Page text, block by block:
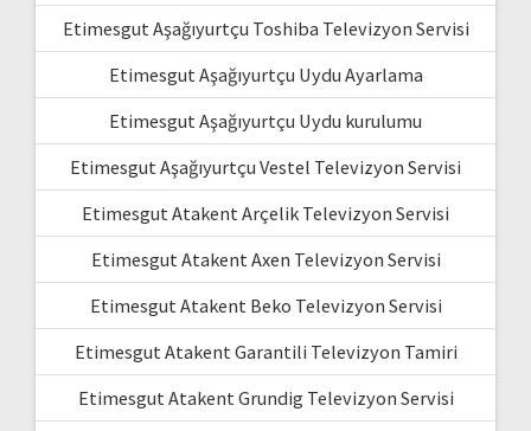
Etimesgut Aşağıyurtçu Toshiba Televizyon Servisi
Etimesgut Aşağıyurtçu Uydu Ayarlama
Etimesgut Aşağıyurtçu Uydu kurulumu
Etimesgut Aşağıyurtçu Vestel Televizyon Servisi
Etimesgut Atakent Arçelik Televizyon Servisi
Etimesgut Atakent Axen Televizyon Servisi
Etimesgut Atakent Beko Televizyon Servisi
Etimesgut Atakent Garantili Televizyon Tamiri
Etimesgut Atakent Grundig Televizyon Servisi